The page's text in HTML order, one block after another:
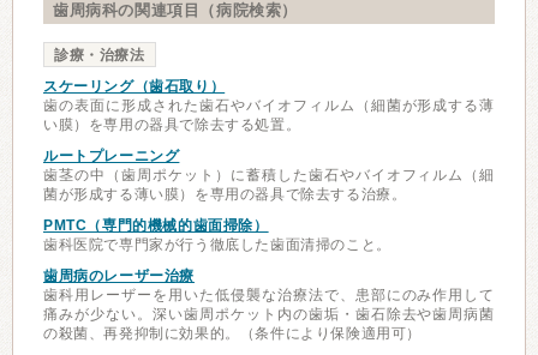
歯周病科の関連項目（病院検索）
診療・治療法
スケーリング（歯石取り）
歯の表面に形成された歯石やバイオフィルム（細菌が形成する薄
い膜）を専用の器具で除去する処置。
ルートプレーニング
歯茎の中（歯周ポケット）に蓄積した歯石やバイオフィルム（細
菌が形成する薄い膜）を専用の器具で除去する治療。
PMTC（専門的機械的歯面掃除）
歯科医院で専門家が行う徹底した歯面清掃のこと。
歯周病のレーザー治療
歯科用レーザーを用いた低侵襲な治療法で、患部にのみ作用して
痛みが少ない。深い歯周ポケット内の歯垢・歯石除去や歯周病菌
の殺菌、再発抑制に効果的。（条件により保険適用可）